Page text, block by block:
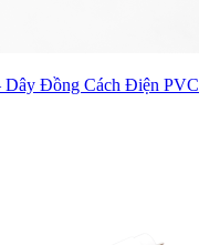
Đồng Cách Điện PVC